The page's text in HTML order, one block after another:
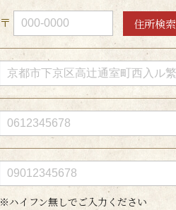
〒 住所検索
※ハイフン無しでご入力ください